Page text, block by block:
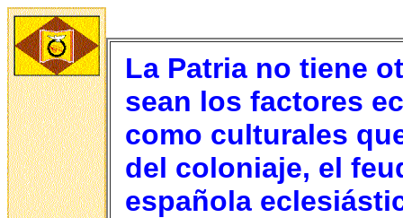
La Patria no tiene
sean los factores
como culturales
del coloniaje, el
española